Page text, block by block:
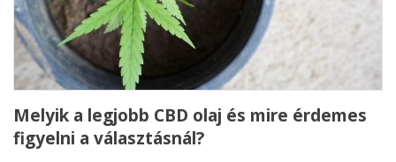
Melyik a legjobb CBD olaj és mire érdemes
figyelni a választásnál?